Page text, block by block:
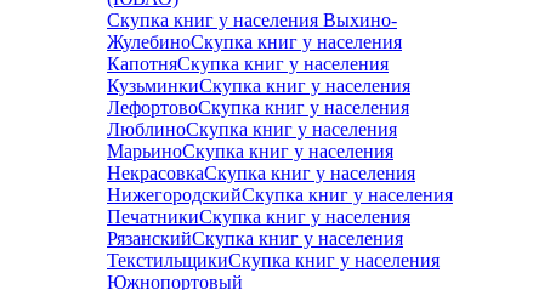
Скупка книг у населения Выхино-
ЖулебиноСкупка книг у населения
КапотняСкупка книг у населения
КузьминкиСкупка книг у населения
ЛефортовоСкупка книг у населения
ЛюблиноСкупка книг у населения
МарьиноСкупка книг у населения
НекрасовкаСкупка книг у населения
НижегородскийСкупка книг у населения
ПечатникиСкупка книг у населения
РязанскийСкупка книг у населения
ТекстильщикиСкупка книг у населения
Южнопортовый